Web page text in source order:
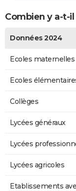
Combien y a-t-
Données 2024
Ecoles maternelles
Ecoles
Collèges
Lycées généraux
Lycées
Lycées agricoles
Etablissements